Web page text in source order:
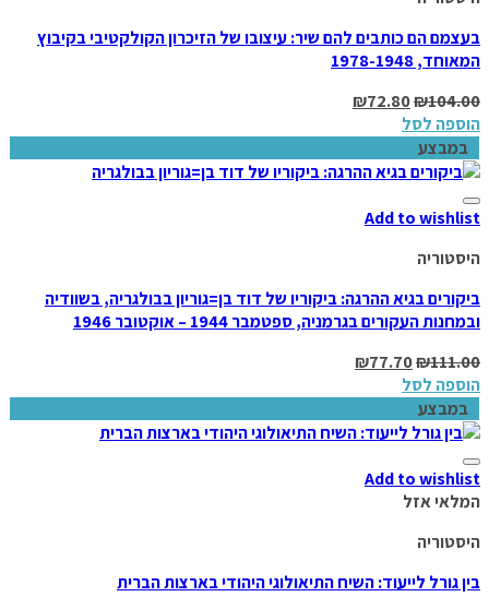
בעצמם הם כותבים להם שיר: עיצובו של הזיכרון הקולקטיבי בקיבוץ
המאוחד, 1978-1948
₪104.00
₪72.80
הוספה לסל
במבצע
Add to wishlist
היסטוריה
ביקורים בגיא ההרגה: ביקוריו של דוד בן=גוריון בבולגריה, בשוודיה
ובמחנות העקורים בגרמניה, ספטמבר 1944 – אוקטובר 1946
₪111.00
₪77.70
הוספה לסל
במבצע
Add to wishlist
המלאי אזל
היסטוריה
בין גורל לייעוד: השיח התיאולוגי היהודי בארצות הברית